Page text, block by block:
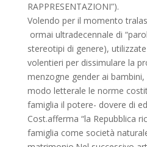
RAPPRESENTAZIONI”).
Volendo per il momento
ormai ultradecennale di
stereotipi di genere),
volentieri per dissimulare la
menzogne gender ai
modo letterale le norme
famiglia il potere- dovere di
Cost.afferma “la Repubblica
famiglia come società